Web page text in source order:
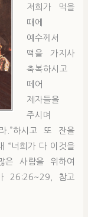
저희가 먹을
때에
예수께서
떡을 가지사
축복하시고
떼어
제자들을
주시며
.”하시고 또 잔을
“너희가 다 이것을
은 사람을 위하여
26:26~29, 참고